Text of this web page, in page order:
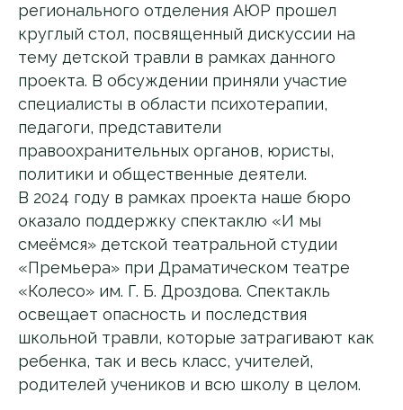
регионального отделения АЮР прошел
круглый стол, посвященный дискуссии на
тему детской травли в рамках данного
проекта. В обсуждении приняли участие
специалисты в области психотерапии,
педагоги, представители
правоохранительных органов, юристы,
политики и общественные деятели.
В 2024 году в рамках проекта наше бюро
оказало поддержку спектаклю «И мы
смеёмся» детской театральной студии
«Премьера» при Драматическом театре
«Колесо» им. Г. Б. Дроздова. Спектакль
освещает опасность и последствия
школьной травли, которые затрагивают как
ребенка, так и весь класс, учителей,
родителей учеников и всю школу в целом.